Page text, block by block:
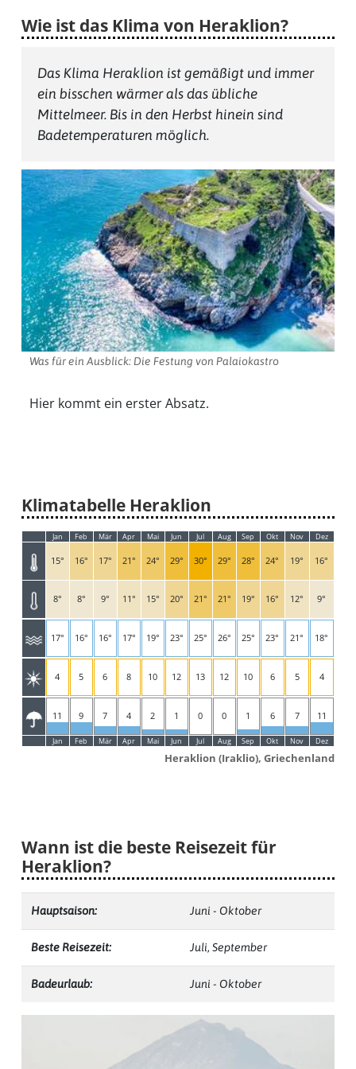
Startseite
Klimatabellen
Beste
Reisezeit
Wann
wohin?
Suche
Wie ist das Klima von Heraklion?
Das Klima Heraklion ist gemäßigt und immer
ein bisschen wärmer als das übliche
Mittelmeer. Bis in den Herbst hinein sind
Badetemperaturen möglich.
Was für ein Ausblick: Die Festung von Palaiokastro
Hier kommt ein erster Absatz.
Klimatabelle Heraklion
Jan Feb Mär Apr Mai Jun Jul Aug Sep Okt Nov Dez
15° 16° 17° 21° 24° 29° 30° 29° 28° 24° 19° 16°
8° 8° 9° 11° 15° 20° 21° 21° 19° 16° 12° 9°
17° 16° 16° 17° 19° 23° 25° 26° 25° 23° 21° 18°
4 5 6 8 10 12 13 12 10 6 5 4
11 9 7 4 2 1 0 0 1 6 7 11
Jan Feb Mär Apr Mai Jun Jul Aug Sep Okt Nov Dez
Heraklion (Iraklio), Griechenland
Wann ist die beste Reisezeit für
Heraklion?
Hauptsaison: Juni - Oktober
Beste Reisezeit: Juli, September
Badeurlaub: Juni - Oktober